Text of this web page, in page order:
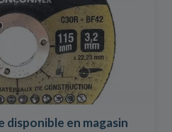
disponible en magasin